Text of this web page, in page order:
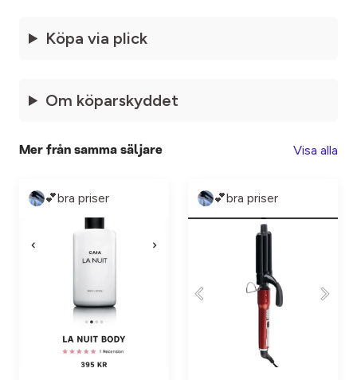
Köpa via plick
Om köparskyddet
Mer från samma säljare Visa alla
💕bra priser 💕bra priser